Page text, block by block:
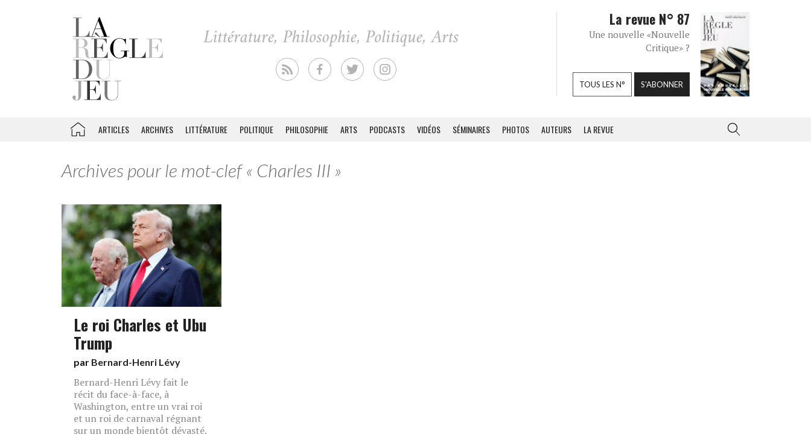
La revue N° 87
Une nouvelle «Nouvelle
Critique» ?
TOUS LES N° S'ABONNER
ARTICLES ARCHIVES LITTÉRATURE POLITIQUE PHILOSOPHIE ARTS PODCASTS VIDÉOS SÉMINAIRES PHOTOS AUTEURS LA REVUE
Archives pour le mot-clef « Charles III »
Le roi Charles et Ubu
Trump
par Bernard-Henri Lévy
Bernard-Henri Lévy fait le
récit du face-à-face, à
Washington, entre un vrai roi
et un roi de carnaval régnant
sur un monde bientôt dévasté.